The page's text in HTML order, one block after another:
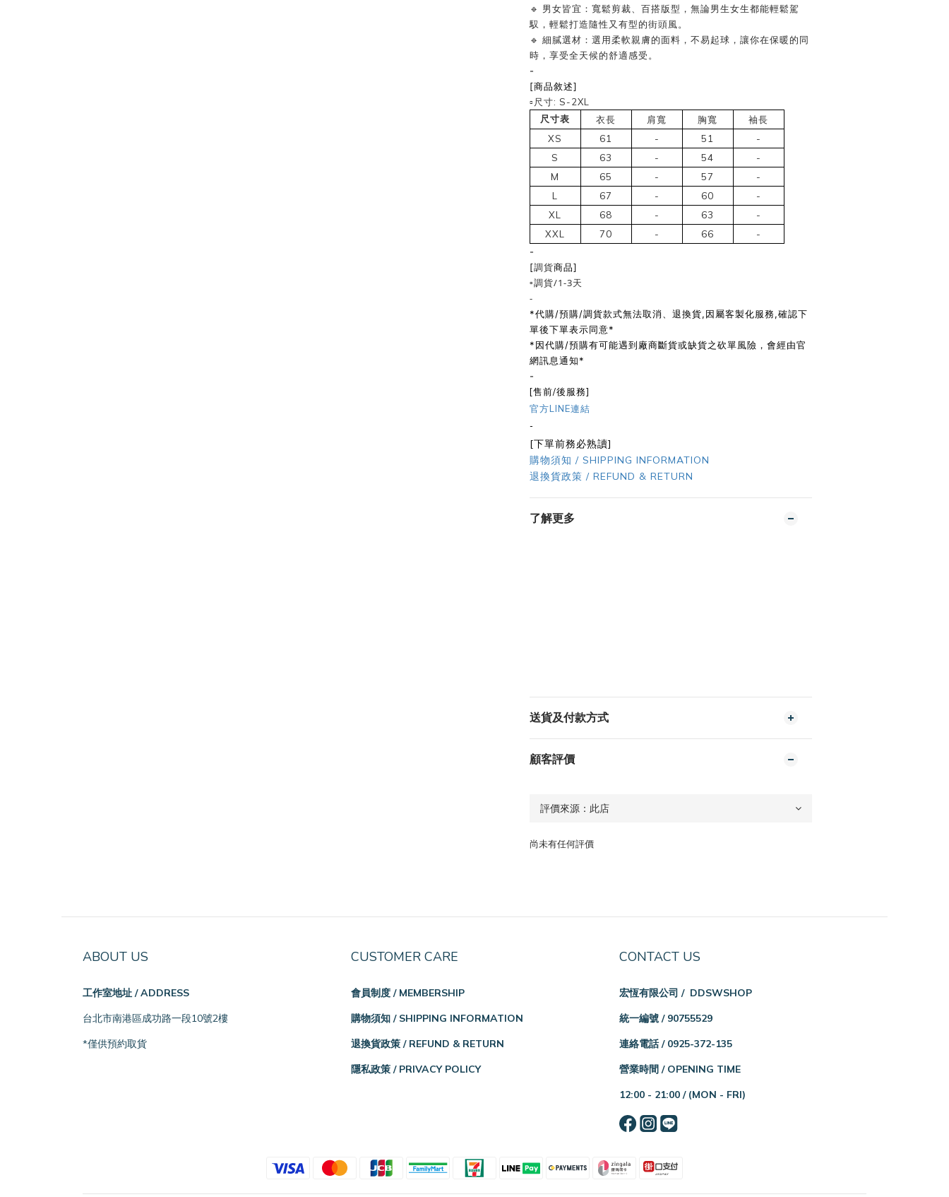
🔹 男女皆宜：寬鬆剪裁、百搭版型，無論男生女生都能輕鬆駕
馭，輕鬆打造隨性又有型的街頭風。
🔹 細膩選材：選用柔軟親膚的面料，不易起球，讓你在保暖的同
時，享受全天候的舒適感受。
-
[商品敘述]
▫️尺寸: S-2XL
尺寸表 衣長 肩寬 胸寬
袖長
XS
61 - 51
-
S
63 - 54
-
M
65 - 57
-
L
67 - 60
-
XL
68 - 63
-
XXL
70 - 66
-
-
[調貨商品]
▫️調貨/1-3天
-
*代購/預購/調貨款式無法取消、退換貨,因屬客製化服務,確認下
單後下單表示同意*
*因代購/預購有可能遇到廠商斷貨或缺貨之砍單風險，會經由官
網訊息通知*
-
[售前/後服務]
官方LINE連結
-
[下單前務必熟讀]
購物須知 / SHIPPING INFORMATION
退換貨政策 / REFUND & RETURN
了解更多
送貨及付款方式
顧客評價
尚未有任何評價
ABOUT US
工作室地址 / ADDRESS
台北市南港區成功路一段10號2樓
*僅供預約取貨
CUSTOMER CARE
會員制度 / MEMBERSHIP
購物須知 / SHIPPING INFORMATION
退換貨政策 / REFUND & RETURN
隱私政策 / PRIVACY POLICY
CONTACT US
宏恆有限公司 / DDSWSHOP
統一編號 / 90755529
連絡電話 / 0925-372-135
營業時間 / OPENING TIME
12:00 - 21:00 / (MON - FRI)